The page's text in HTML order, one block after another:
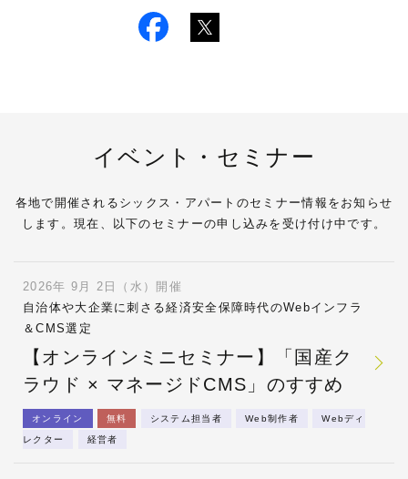
イベント・セミナー
各地で開催されるシックス・アパートのセミナー情報をお知らせ
します。現在、以下のセミナーの申し込みを受け付け中です。
2026年 9月 2日（水）開催
自治体や大企業に刺さる経済安全保障時代のWebインフラ
＆CMS選定
【オンラインミニセミナー】「国産ク
ラウド × マネージドCMS」のすすめ
オンライン 無料 システム担当者 Web制作者 Webディ
レクター 経営者